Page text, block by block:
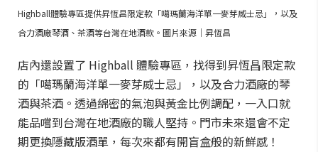
Highball體驗專區提供昇恆昌限定款「噶瑪蘭海洋單一麥芽威士忌」，以及
合力酒廠琴酒、茶酒等台灣在地酒款。圖片來源｜昇恆昌
店內還設置了 Highball 體驗專區，找得到昇恆昌限定款
的「噶瑪蘭海洋單一麥芽威士忌」，以及合力酒廠的琴
酒與茶酒。透過綿密的氣泡與黃金比例調配，一入口就
能品嚐到台灣在地酒廠的職人堅持。門市未來還會不定
期更換隱藏版酒單，每次來都有開盲盒般的新鮮感！